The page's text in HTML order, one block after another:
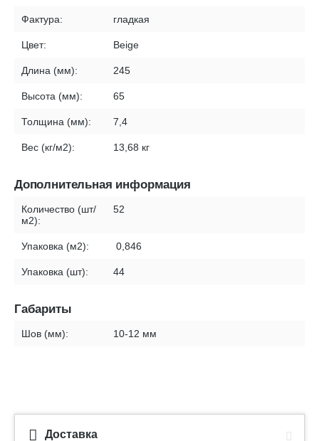
Фактура: гладкая
Цвет: Beige
Длина (мм): 245
Высота (мм): 65
Толщина (мм): 7,4
Вес (кг/м2): 13,68 кг
Дополнительная информация
Количество (шт/
м2):
52
Упаковка (м2): 0,846
Упаковка (шт): 44
Габариты
Шов (мм): 10-12 мм
Доставка